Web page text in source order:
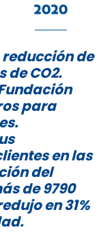
de
de CO2.
para
en las
del
de 9790
en 31%